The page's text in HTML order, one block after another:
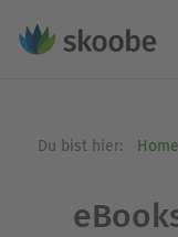
Du bist hier: Home